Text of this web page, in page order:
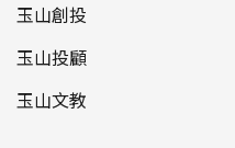
玉山創投
玉山投顧
玉山文教